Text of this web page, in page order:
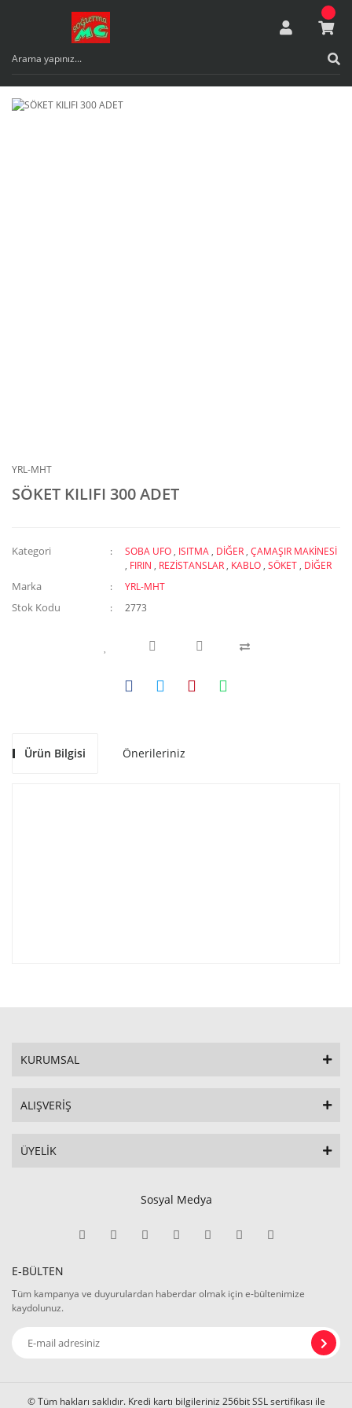
YRL-MHT
SÖKET KILIFI 300 ADET
Kategori SOBA UFO , ISITMA , DİĞER ,ÇAMAŞIR MAKİNESİ
, FIRIN , REZİSTANSLAR , KABLO ,SÖKET , DİĞER
Marka YRL-MHT
Stok Kodu 2773
Ürün Bilgisi Önerileriniz
KURUMSAL
ALIŞVERİŞ
ÜYELİK
Sosyal Medya
E-BÜLTEN
Tüm kampanya ve duyurulardan haberdar olmak için e-bültenimize
kaydolunuz.
© Tüm hakları saklıdır. Kredi kartı bilgileriniz 256bit SSL sertifikası ile